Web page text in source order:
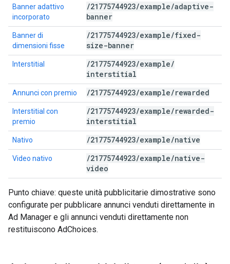
Banner adattivo
incorporato
/21775744923/example/adaptive-
banner
Banner di
dimensioni fisse
/21775744923/example/fixed-
size-banner
Interstitial /21775744923/example/
interstitial
Annunci con premio /21775744923/example/rewarded
Interstitial con
premio
/21775744923/example/rewarded-
interstitial
Nativo /21775744923/example/native
Video nativo /21775744923/example/native-
video
Punto chiave: queste unità pubblicitarie dimostrative sono
configurate per pubblicare annunci venduti direttamente in
Ad Manager e gli annunci venduti direttamente non
restituiscono AdChoices.